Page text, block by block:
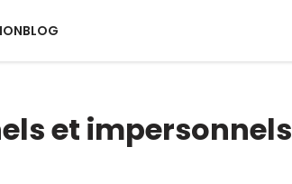
BLOG
et impersonnels